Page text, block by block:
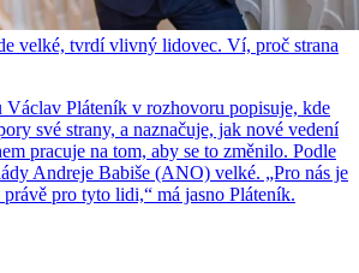
velké, tvrdí vlivný lidovec. Ví, proč strana
Václav Pláteník v rozhovoru popisuje, kde
své strany, a naznačuje, jak nové vedení
pracuje na tom, aby se to změnilo. Podle
Andreje Babiše (ANO) velké. „Pro nás je
pro tyto lidi,“ má jasno Pláteník.